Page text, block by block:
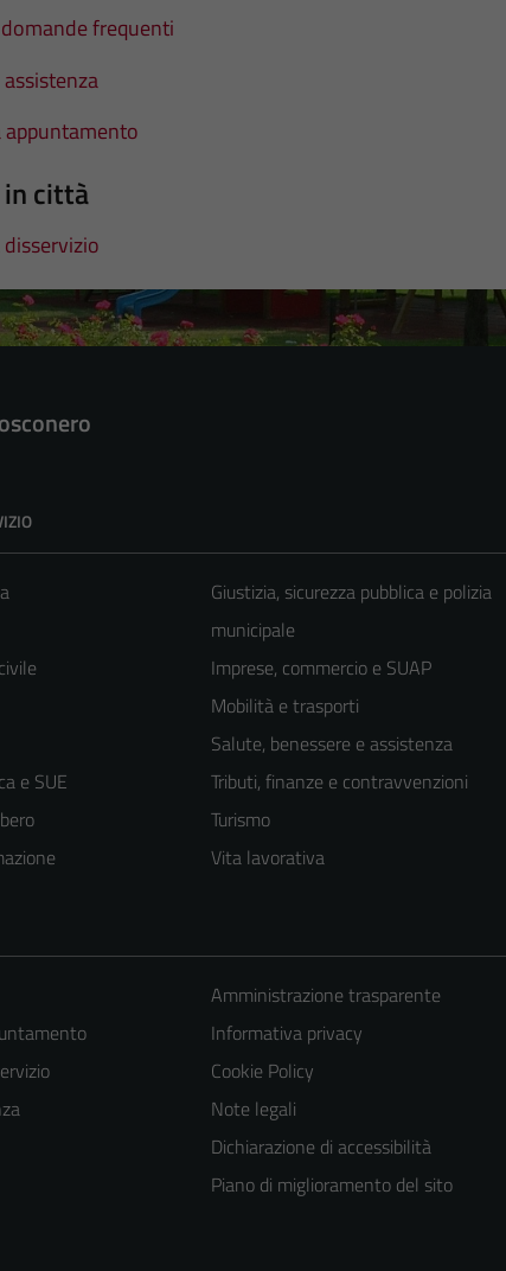
frequenti
città
disservizio
e SUE
Giustizia, sicurezza pubblica e polizia
municipale
Imprese, commercio e SUAP
Mobilità e trasporti
Salute, benessere e assistenza
Tributi, finanze e contravvenzioni
Turismo
Vita lavorativa
Amministrazione trasparente
Informativa privacy
Cookie Policy
Note legali
Dichiarazione di accessibilità
Piano di miglioramento del sito